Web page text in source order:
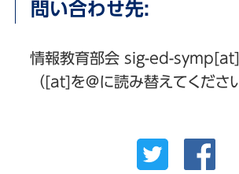
問い合わせ先:
情報教育部会 sig-ed-
（[at]を＠に読み替えてくださ